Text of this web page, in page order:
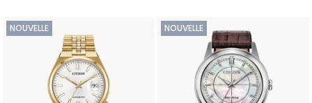
NOUVELLE NOUVELLE